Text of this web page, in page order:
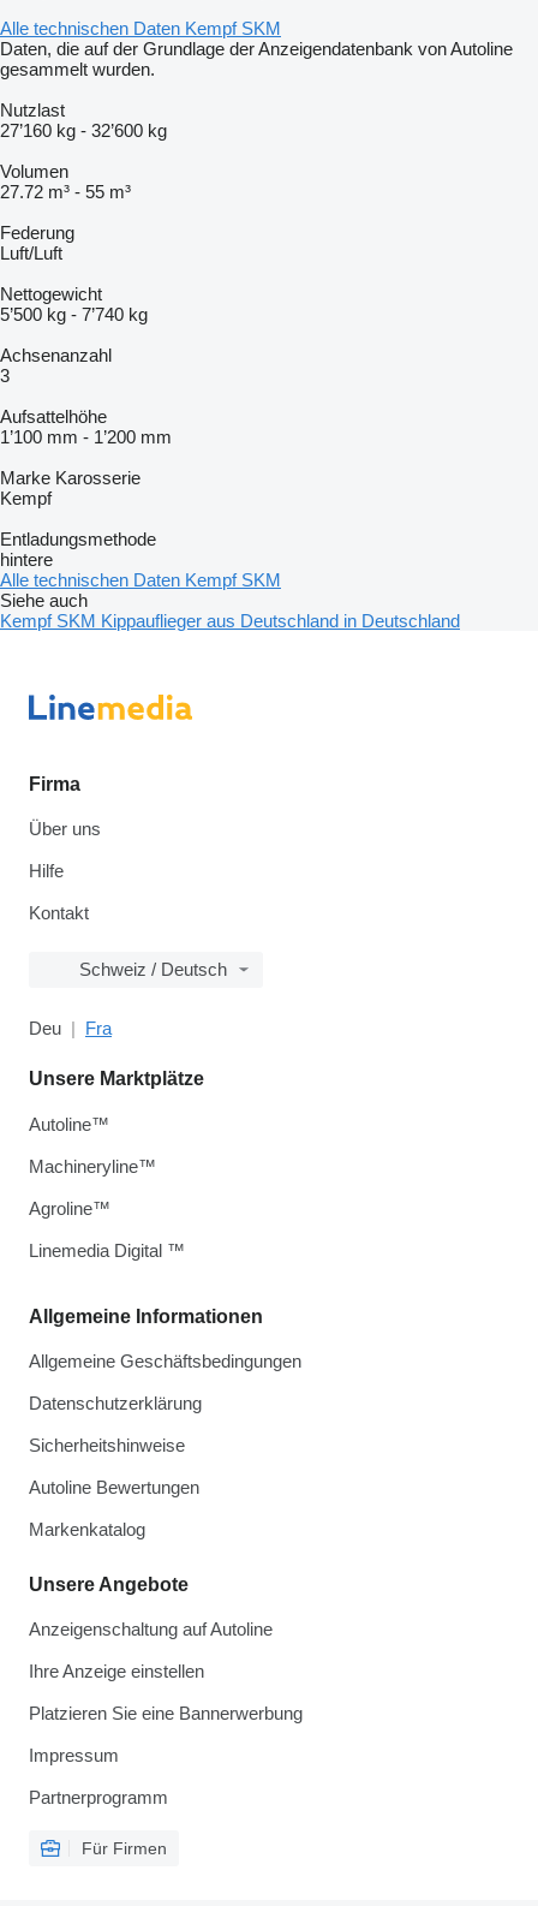
Alle technischen Daten Kempf SKM
Daten, die auf der Grundlage der Anzeigendatenbank von Autoline
gesammelt wurden.
Nutzlast
27’160 kg - 32’600 kg
Volumen
27.72 m³ - 55 m³
Federung
Luft/Luft
Nettogewicht
5’500 kg - 7’740 kg
Achsenanzahl
3
Aufsattelhöhe
1’100 mm - 1’200 mm
Marke Karosserie
Kempf
Entladungsmethode
hintere
Alle technischen Daten Kempf SKM
Siehe auch
Kempf SKM Kippauflieger aus Deutschland in Deutschland
Firma
Über uns
Hilfe
Kontakt
Schweiz / Deutsch
Deu Fra
Allgemeine Informationen
Allgemeine Geschäftsbedingungen
Datenschutzerklärung
Sicherheitshinweise
Autoline Bewertungen
Markenkatalog
Unsere Angebote
Anzeigenschaltung auf Autoline
Ihre Anzeige einstellen
Platzieren Sie eine Bannerwerbung
Impressum
Partnerprogramm
Für Firmen
Unsere Marktplätze
Autoline™
Machineryline™
Agroline™
Linemedia Digital ™